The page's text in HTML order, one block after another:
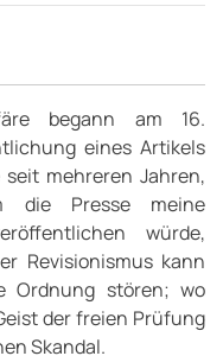
begann am 16.
eines Artikels
mehreren Jahren,
Presse meine
würde,
Revisionismus kann
Ordnung stören; wo
der freien Prüfung
Skandal.